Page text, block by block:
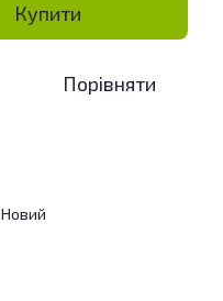
Купити
Порівняти
Новий